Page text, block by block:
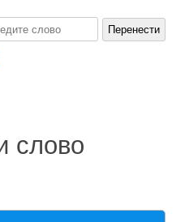
слово